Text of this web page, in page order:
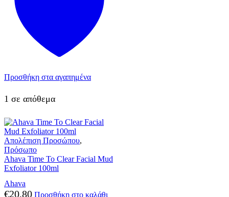
Προσθήκη στα αγαπημένα
1 σε απόθεμα
Απολέπιση Προσώπου,
Πρόσωπο
Ahava Time To Clear Facial Mud
Exfoliator 100ml
Ahava
€20,80 Προσθήκη στο καλάθι